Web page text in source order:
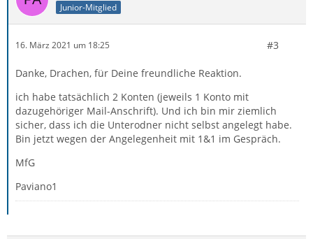
Junior-Mitglied
16. März 2021 um 18:25 #3
Danke, Drachen, für Deine freundliche Reaktion.
ich habe tatsächlich 2 Konten (jeweils 1 Konto mit
dazugehöriger Mail-Anschrift). Und ich bin mir ziemlich
sicher, dass ich die Unterodner nicht selbst angelegt habe.
Bin jetzt wegen der Angelegenheit mit 1&1 im Gespräch.
MfG
Paviano1